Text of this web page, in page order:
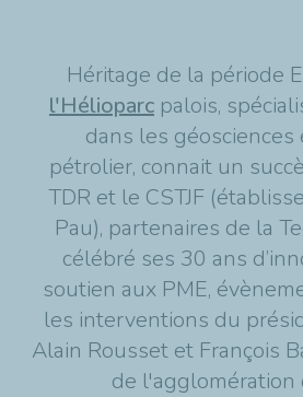
Héritage de la période
l'Hélioparcpalois,
dans les
pétrolier, connait un
TDR et le CSTJF
Pau), partenaires de la
célébré ses 30 ans
soutien aux PME,
les interventions du
Alain Rousset et François
de l'agglomération